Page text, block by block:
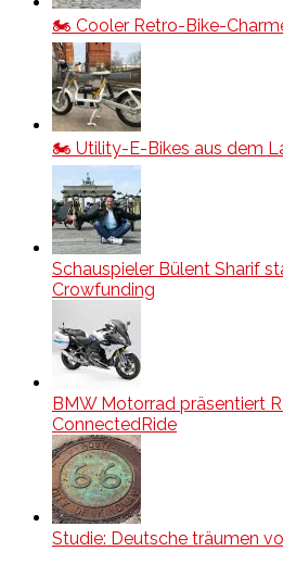
🏍️ Cooler Retro-Bike-
🏍️ Utility-E-Bikes aus dem
Schauspieler Bülent Sharif
Crowfunding
BMW Motorrad präsentiert R
ConnectedRide
Studie: Deutsche träumen